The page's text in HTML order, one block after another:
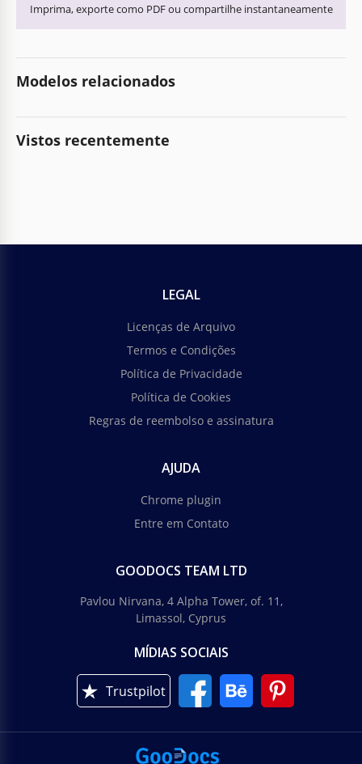
Imprima, exporte como PDF ou compartilhe instantaneamente
Modelos relacionados
Vistos recentemente
LEGAL
Licenças de Arquivo
Termos e Condições
Política de Privacidade
Política de Cookies
Regras de reembolso e assinatura
AJUDA
Chrome plugin
Entre em Contato
GOODOCS TEAM LTD
Pavlou Nirvana, 4 Alpha Tower, of. 11,
Limassol, Cyprus
MÍDIAS SOCIAIS
Trustpilot